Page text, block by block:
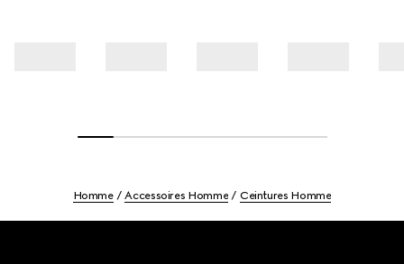
Homme Accessoires Homme Ceintures Homme